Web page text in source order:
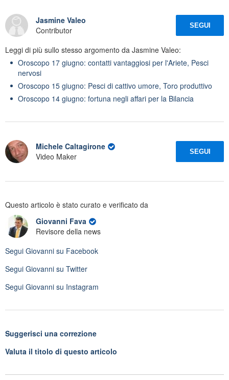
Jasmine Valeo
Contributor
SEGUI
Leggi di più sullo stesso argomento da Jasmine Valeo:
Oroscopo 17 giugno: contatti vantaggiosi per l'Ariete, Pesci
nervosi
Oroscopo 15 giugno: Pesci di cattivo umore, Toro produttivo
Oroscopo 14 giugno: fortuna negli affari per la Bilancia
Michele Caltagirone
Video Maker
SEGUI
Questo articolo è stato curato e verificato da
Giovanni Fava
Revisore della news
Segui Giovanni su Facebook
Segui Giovanni su Twitter
Segui Giovanni su Instagram
Suggerisci una correzione
Valuta il titolo di questo articolo